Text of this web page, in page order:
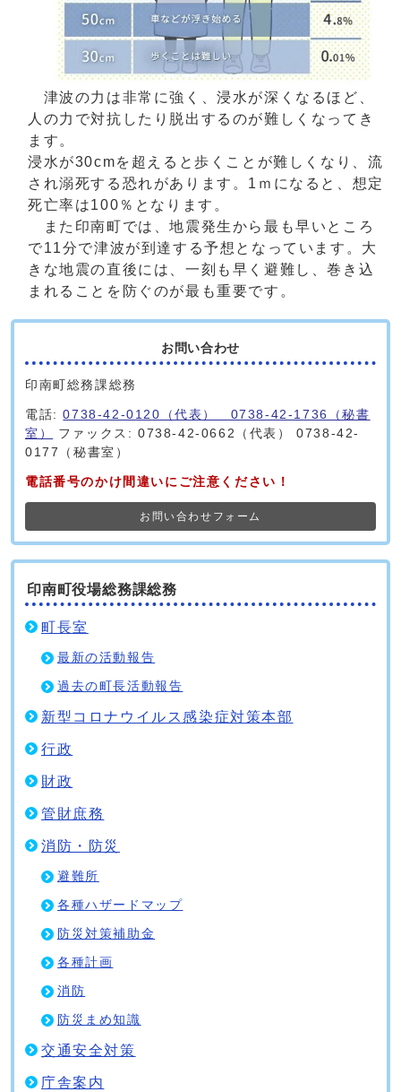
津波の力は非常に強く、浸水が深くなるほど、
人の力で対抗したり脱出するのが難しくなってき
ます。
浸水が30cmを超えると歩くことが難しくなり、流
され溺死する恐れがあります。1ｍになると、想定
死亡率は100％となります。
また印南町では、地震発生から最も早いところ
で11分で津波が到達する予想となっています。大
きな地震の直後には、一刻も早く避難し、巻き込
まれることを防ぐのが最も重要です。
お問い合わせ
印南町総務課総務
電話:0738-42-0120（代表） 0738-42-1736（秘書
室）
ファックス: 0738-42-0662（代表） 0738-42-
0177（秘書室）
電話番号のかけ間違いにご注意ください！
お問い合わせフォーム
印南町役場総務課総務
町長室
最新の活動報告
過去の町長活動報告
新型コロナウイルス感染症対策本部
行政
財政
管財庶務
消防・防災
避難所
各種ハザードマップ
防災対策補助金
各種計画
消防
防災まめ知識
交通安全対策
庁舎案内